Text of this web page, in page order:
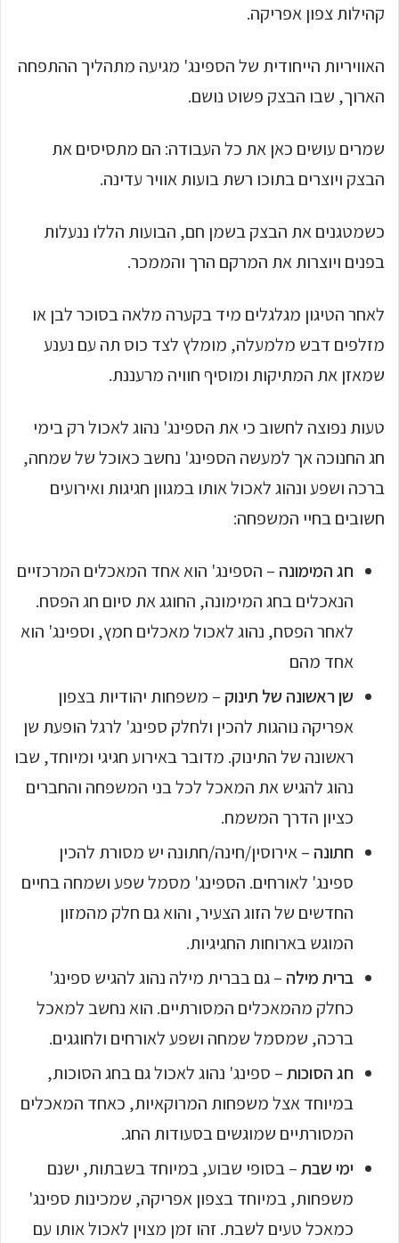
קהילות צפון אפריקה.
האוויריות הייחודית של הספינג' מגיעה מתהליך ההתפחה
הארוך, שבו הבצק פשוט נושם.
שמרים עושים כאן את כל העבודה: הם מתסיסים את
הבצק ויוצרים בתוכו רשת בועות אוויר עדינה.
כשמטגנים את הבצק בשמן חם, הבועות הללו ננעלות
בפנים ויוצרות את המרקם הרך והממכר.
לאחר הטיגון מגלגלים מיד בקערה מלאה בסוכר לבן או
מזלפים דבש מלמעלה, מומלץ לצד כוס תה עם נענע
שמאזן את המתיקות ומוסיף חוויה מרעננת.
טעות נפוצה לחשוב כי את הספינג' נהוג לאכול רק בימי
חג החנוכה אך למעשה הספינג' נחשב כאוכל של שמחה,
ברכה ושפע ונהוג לאכול אותו במגוון חגיגות ואירועים
חשובים בחיי המשפחה:
חג המימונה – הספינג' הוא אחד המאכלים המרכזיים
הנאכלים בחג המימונה, החוגג את סיום חג הפסח.
לאחר הפסח, נהוג לאכול מאכלים חמץ, וספינג' הוא
אחד מהם
שן ראשונה של תינוק – משפחות יהודיות בצפון
אפריקה נוהגות להכין ולחלק ספינג' לרגל הופעת שן
ראשונה של התינוק. מדובר באירוע חגיגי ומיוחד, שבו
נהוג להגיש את המאכל לכל בני המשפחה והחברים
כציון הדרך המשמח.
חתונה – אירוסין/חינה/חתונה יש מסורת להכין
ספינג' לאורחים. הספינג' מסמל שפע ושמחה בחיים
החדשים של הזוג הצעיר, והוא גם חלק מהמזון
המוגש בארוחות החגיגיות.
ברית מילה – גם בברית מילה נהוג להגיש ספינג'
כחלק מהמאכלים המסורתיים. הוא נחשב למאכל
ברכה, שמסמל שמחה ושפע לאורחים ולחוגגים.
חג הסוכות– ספינג' נהוג לאכול גם בחג הסוכות,
במיוחד אצל משפחות המרוקאיות, כאחד המאכלים
המסורתיים שמוגשים בסעודות החג.
ימי שבת– בסופי שבוע, במיוחד בשבתות, ישנם
משפחות, במיוחד בצפון אפריקה, שמכינות ספינג'
כמאכל טעים לשבת. זהו זמן מצוין לאכול אותו עם